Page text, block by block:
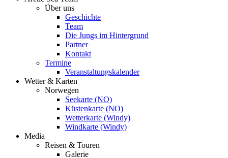
Über uns
Geschichte
Team
Die Jungs im Hintergrund
Partner
Kontakt
Termine
Veranstaltungskalender
Wetter & Karten
Norwegen
Seekarte (NO)
Küstenkarte (NO)
Wetterkarte (Windy)
Windkarte (Windy)
Media
Reisen & Touren
Galerie